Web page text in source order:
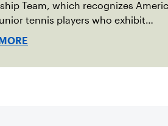
Team, which recognizes
tennis players who exhibit
sportsmanship and character on